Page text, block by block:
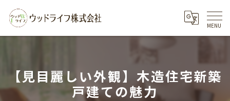
【見目麗しい外観】木造住宅新築
戸建ての魅力